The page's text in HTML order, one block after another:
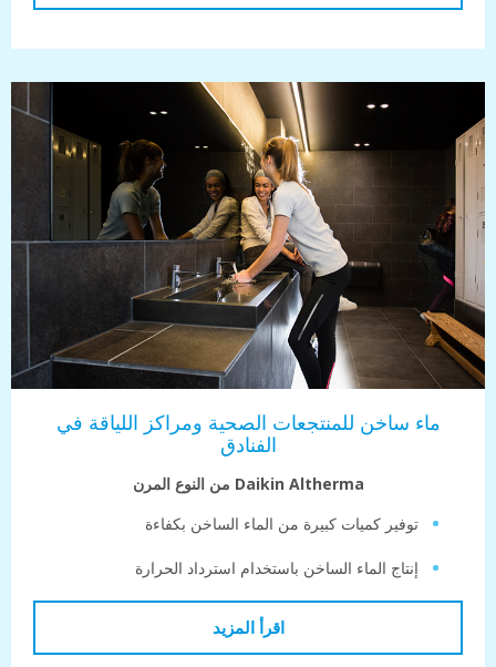
ساخن للمنتجعات الصحية ومراكز اللياقة في
Daikin Altherma من النوع المرن
كميات كبيرة من الماء الساخن بكفاءة
الماء الساخن باستخدام استرداد الحرارة